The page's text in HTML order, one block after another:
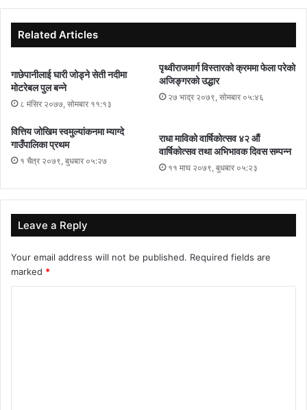
भिमाद चोकमा भएको प्रतियोगितामा १ सय १० जोडीले सहभागिता रहेको थियो ।
Related Articles
गाछेपानीलाई घारी जोड्ने सेती नदीमा
मोटरेबल पुल बन्ने
८ मंसिर २०७७, सोमबार ११:१३
पृथ्वीराजमार्ग विस्तारको क्रममा फेला परेको
अजिङ्गरको उद्धार
२७ भाद्र २०७९, सोमबार ०५:४६
वित्तिय जोखिम स्वमुल्यांकनमा म्याग्दे
गाउँपालिका प्रथम
१ चैत्र २०७९, बुधबार ०५:२७
राधा माविको वार्षिकोत्सव ४२ औं
वार्षिकोत्सव तथा अभिभावक दिवस सम्पन्न
११ माघ २०७९, बुधबार ०५:२३
Leave a Reply
Your email address will not be published. Required fields are
marked *